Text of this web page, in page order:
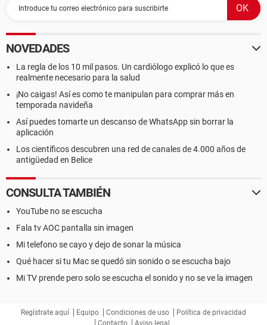
NOVEDADES
La regla de los 10 mil pasos. Un cardiólogo explicó lo que es
realmente necesario para la salud
¡No caigas! Así es como te manipulan para comprar más en
temporada navideña
Así puedes tomarte un descanso de WhatsApp sin borrar la
aplicación
Los científicos descubren una red de canales de 4.000 años de
antigüedad en Belice
CONSULTA TAMBIÉN
YouTube no se escucha
Fala tv AOC pantalla sin imagen
Mi telefono se cayo y dejo de sonar la música
Qué hacer si tu Mac se quedó sin sonido o se escucha bajo
Mi TV prende pero solo se escucha el sonido y no se ve la imagen
Regístrate aquí Equipo Condiciones de uso
Política de privacidad
Contacto
Aviso legal